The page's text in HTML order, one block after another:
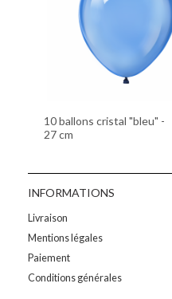
10 ballons cristal "bleu" -
27 cm
INFORMATIONS
Livraison
Mentions légales
Paiement
Conditions générales